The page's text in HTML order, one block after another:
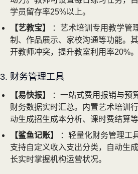
学员留存率25%以上。
【艺教宝】
：艺术培训专用教学管
制、作品展示、家校沟通等功能。
开教师冲突，提升教室利用率20%。
3. 财务管理工具
【易快报】
：一站式费用报销与预
财务数据实时汇总。内置艺术培训
动生成招生成本分析、课时费结算等
【鲨鱼记账】
：轻量化财务管理工
支持自定义收入支出分类，自动生
长实时掌握机构运营状况。